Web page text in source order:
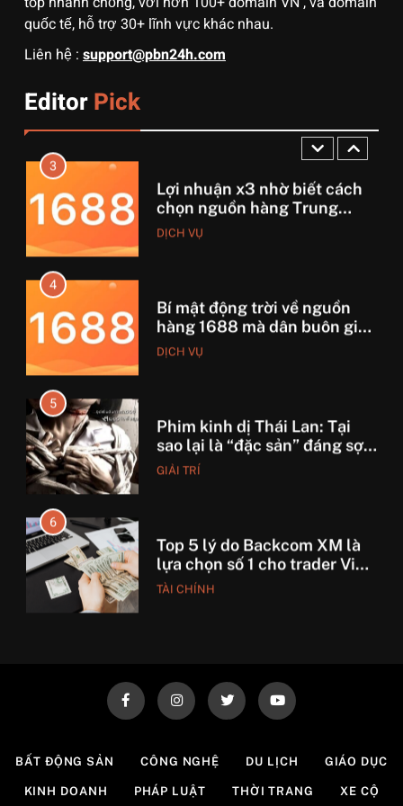
quốc tế, hỗ trợ 30+ lĩnh vực khác nhau.
Liên hệ : support@pbn24h.com
EditorPick
2
tháng lời 20 triệu
3
Lợi nhuận x3 nhờ biết cách
chọn nguồn hàng Trung
Quốc chuẩn
DỊCH VỤ
4
Bí mật động trời về nguồn
hàng 1688 mà dân buôn giấu
nhẹm!
DỊCH VỤ
5
Phim kinh dị Thái Lan: Tại
sao lại là “đặc sản” đáng sợ
nhất thế giới?
GIẢI TRÍ
6
Top 5 lý do Backcom XM là
lựa chọn số 1 cho trader Việt
hiện nay
TÀI CHÍNH
bạn tự nhập hàng Trung
Quốc không qua trung gian.
CÔNG NGHỆ
8
Quy trình vận chuyển hàng
từ Alibaba về Việt Nam: Nên
BẤT ĐỘNG SẢN CÔNG NGHỆ DU LỊCH GIÁO DỤC
KINH DOANH PHÁP LUẬT THỜI TRANG XE CỘ